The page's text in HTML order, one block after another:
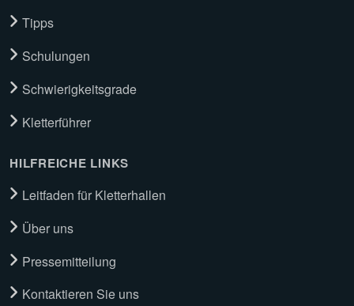
Tipps
Schulungen
Schwierigkeitsgrade
Kletterführer
HILFREICHE LINKS
Leitfaden für Kletterhallen
Über uns
Pressemitteilung
Kontaktieren Sie uns